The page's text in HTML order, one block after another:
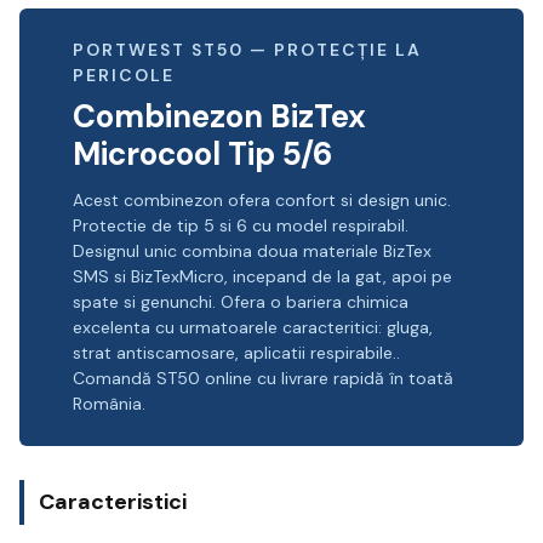
PORTWEST ST50 — PROTECȚIE LA
PERICOLE
Combinezon BizTex
Microcool Tip 5/6
Acest combinezon ofera confort si design unic.
Protectie de tip 5 si 6 cu model respirabil.
Designul unic combina doua materiale BizTex
SMS si BizTexMicro, incepand de la gat, apoi pe
spate si genunchi. Ofera o bariera chimica
excelenta cu urmatoarele caracteritici: gluga,
strat antiscamosare, aplicatii respirabile..
Comandă ST50 online cu livrare rapidă în toată
România.
Caracteristici